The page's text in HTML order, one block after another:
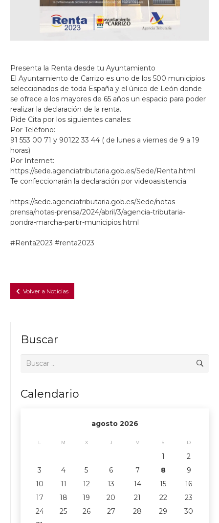
Presenta la Renta desde tu Ayuntamiento
El Ayuntamiento de Carrizo es uno de los 500 municipios
seleccionados de toda España y el único de León donde
se ofrece a los mayores de 65 años un espacio para poder
realizar la declaración de la renta.
Pide Cita por los siguientes canales:
Por Teléfono:
91 553 00 71 y 90122 33 44 ( de lunes a viernes de 9 a 19
horas)
Por Internet:
https://sede.agenciatributaria.gob.es/Sede/Renta.html
Te confeccionarán la declaración por videoasistencia.
https://sede.agenciatributaria.gob.es/Sede/notas-
prensa/notas-prensa/2024/abril/3/agencia-tributaria-
pondra-marcha-partir-municipios.html
#Renta2023 #renta2023
Volver a Noticias
Buscar
Calendario
agosto 2026
L M X J V S D
1
2
3
4 5 6 7 8
9
10
11 12 13 14 15
16
17
18 19 20 21 22
23
24
25 26 27 28 29
30